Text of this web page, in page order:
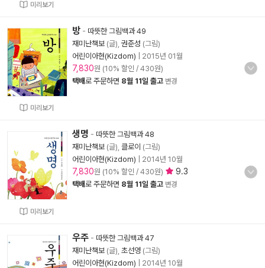
미리보기
미리보기
방 - 따뜻한 그림백과 49
재미난책보 (글), 권준성 (그림)
어린이아현(Kizdom)
2015년 01월
7,830원 (10% 할인 / 430원)
택배로 주문하면 8월 11일 출고 변경
미리보기
생명 - 따뜻한 그림백과 48
재미난책보 (글), 클로이 (그림)
어린이아현(Kizdom)
2014년 10월
7,830원 (10% 할인 / 430원) 9.3
택배로 주문하면 8월 11일 출고 변경
우주 - 따뜻한 그림백과 47
재미난책보 (글), 초선영 (그림)
어린이아현(Kizdom)
2014년 10월